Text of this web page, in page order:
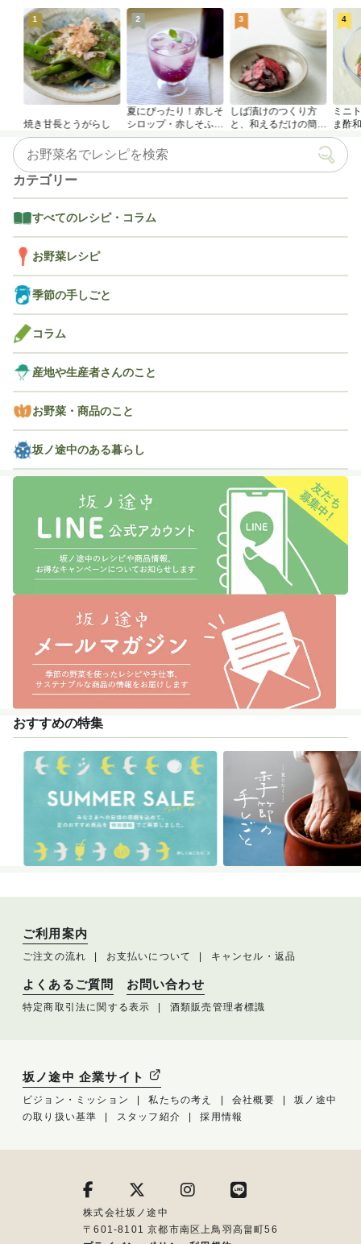
1
焼き甘長とうがらし
2
夏にぴったり！赤しそ
シロップ・赤しそふり
かけのつくり方
3
しば漬けのつくり方
と、和えるだけの簡単
アレンジレシピ
4
ミニ
ま酢
カテゴリー
すべてのレシピ・コラム
お野菜レシピ
季節の手しごと
コラム
産地や生産者さんのこと
お野菜・商品のこと
坂ノ途中のある暮らし
おすすめの特集
ご利用案内
ご注文の流れ お支払いについて キャンセル・返品
よくあるご質問 お問い合わせ
特定商取引法に関する表示 酒類販売管理者標識
坂ノ途中 企業サイト
ビジョン・ミッション 私たちの考え 会社概要
坂ノ途中
の取り扱い基準
スタッフ紹介 採用情報
株式会社坂ノ途中
〒601-8101 京都市南区上鳥羽高畠町56